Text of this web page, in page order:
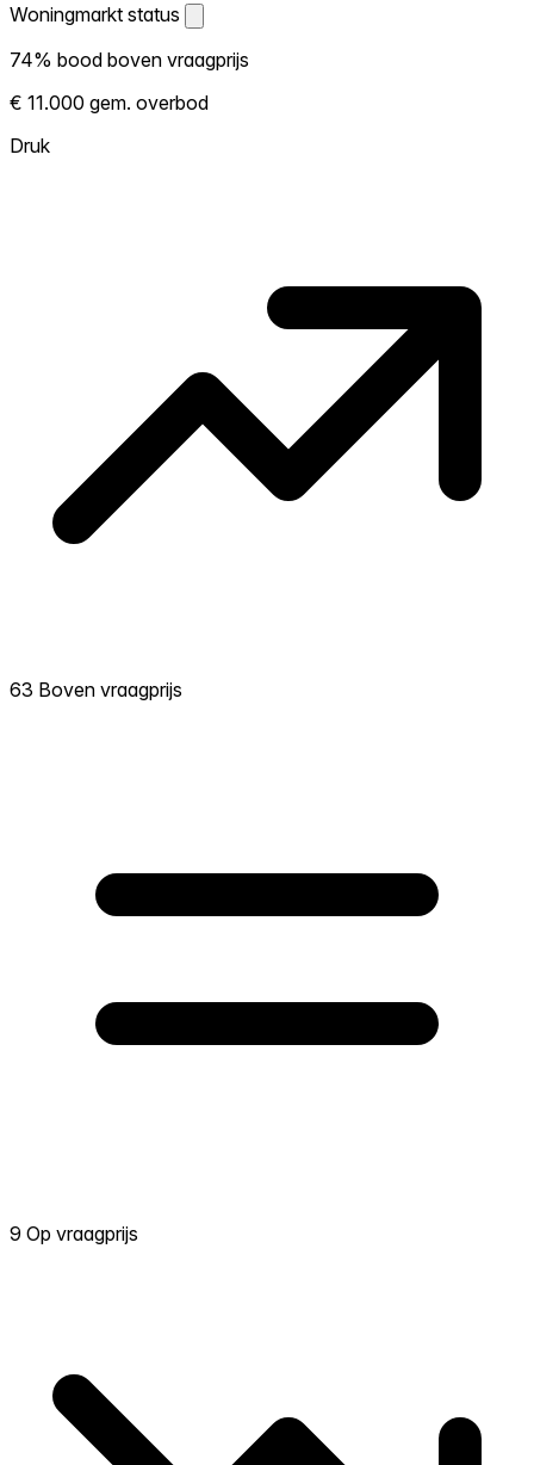
Woningmarkt status
Woningmarkt status
Laat zien hoe competitief de markt hier is.
Hoe meer woningen boven vraagprijs
verkopen, hoe heter. Heet? Verwacht
74% bood boven vraagprijs
€ 11.000 gem. overbod
Druk
63 Boven vraagprijs
9 Op vraagprijs